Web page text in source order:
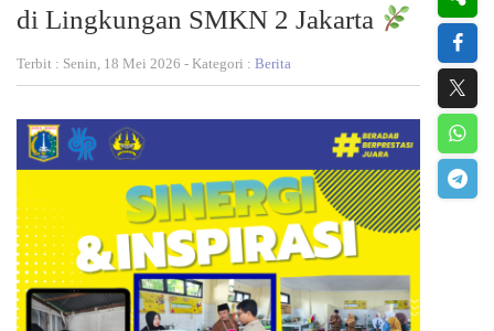
di Lingkungan SMKN 2 Jakarta
Terbit : Senin, 18 Mei 2026 - Kategori : Berita